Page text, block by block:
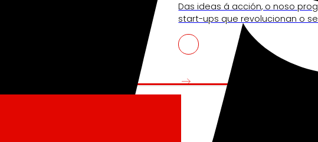
mellorando a experiencia de
e fortalecendo a nosa
Das ideas á acción, o noso
start-ups que revolucionan o